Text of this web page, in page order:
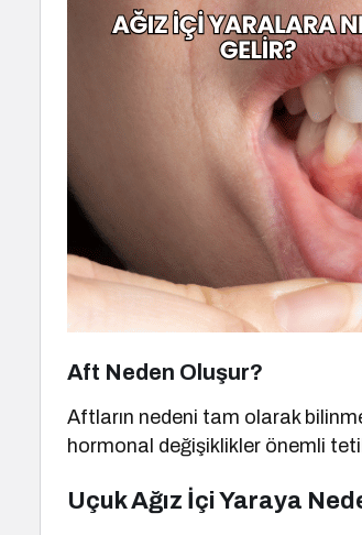
Aft Neden Oluşur?
Aftların nedeni tam olarak
hormonal değişiklikler önemli
Uçuk Ağız İçi Yaraya